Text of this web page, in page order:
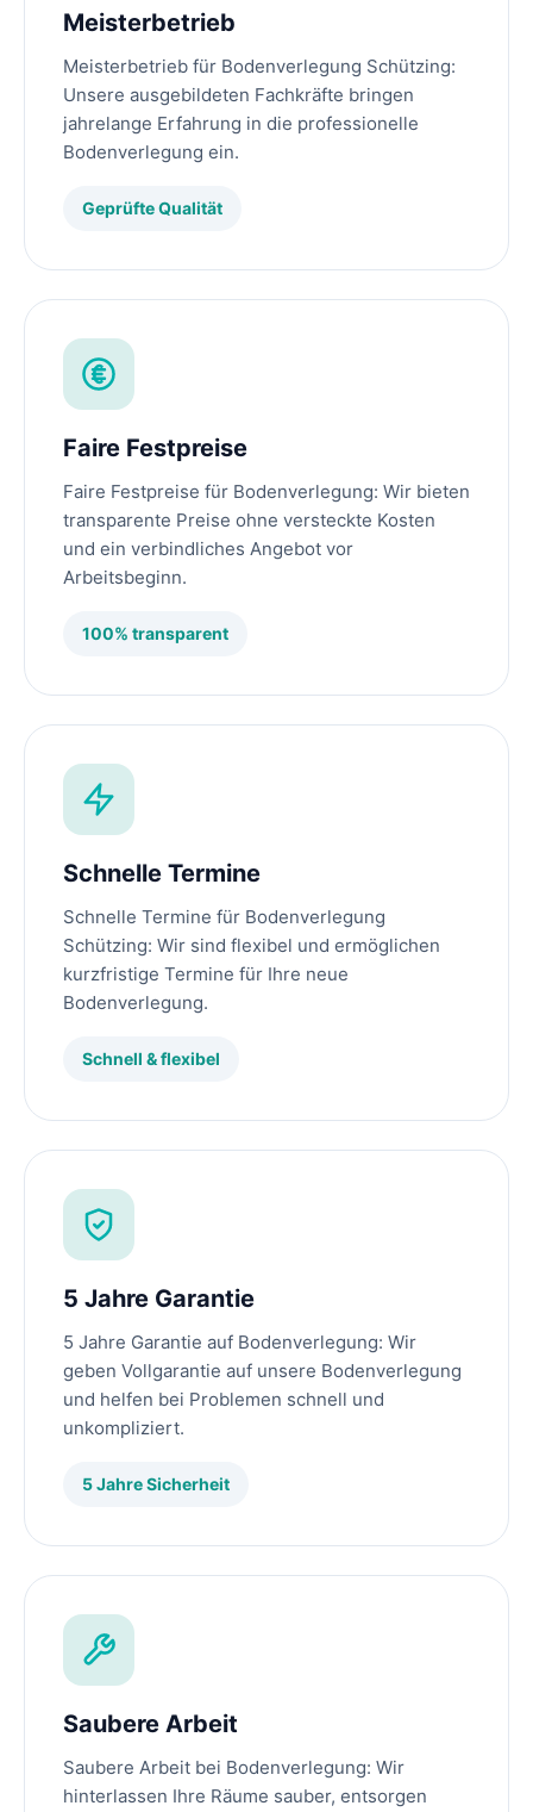
Meisterbetrieb
Meisterbetrieb für Bodenverlegung Schützing:
Unsere ausgebildeten Fachkräfte bringen
jahrelange Erfahrung in die professionelle
Bodenverlegung ein.
Geprüfte Qualität
Faire Festpreise
Faire Festpreise für Bodenverlegung: Wir bieten
transparente Preise ohne versteckte Kosten
und ein verbindliches Angebot vor
Arbeitsbeginn.
100% transparent
Schnelle Termine
Schnelle Termine für Bodenverlegung
Schützing: Wir sind flexibel und ermöglichen
kurzfristige Termine für Ihre neue
Bodenverlegung.
Schnell & flexibel
5 Jahre Garantie
5 Jahre Garantie auf Bodenverlegung: Wir
geben Vollgarantie auf unsere Bodenverlegung
und helfen bei Problemen schnell und
unkompliziert.
5 Jahre Sicherheit
Saubere Arbeit
Saubere Arbeit bei Bodenverlegung: Wir
hinterlassen Ihre Räume sauber, entsorgen